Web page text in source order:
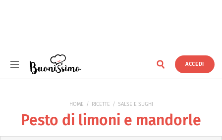
ACCEDI
HOME RICETTE SALSE E SUGHI
Pesto di limoni e mandorle